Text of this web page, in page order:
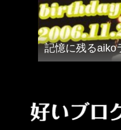
記憶に残るaiko